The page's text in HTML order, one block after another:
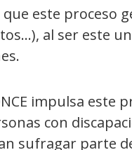
este proceso
al ser este
impulsa este
con
sufragar parte